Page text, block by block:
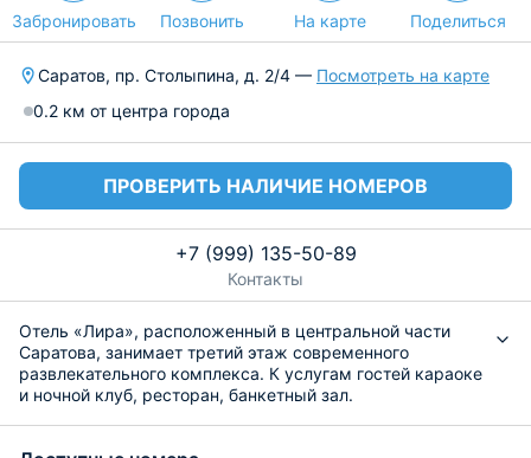
Забронировать Позвонить На карте Поделиться
Саратов, пр. Столыпина, д. 2/4 — Посмотреть на карте
0.2 км от центра города
ПРОВЕРИТЬ НАЛИЧИЕ НОМЕРОВ
+7 (999) 135-50-89
Контакты
Отель «Лира», расположенный в центральной части
Саратова, занимает третий этаж современного
развлекательного комплекса. К услугам гостей караоке
и ночной клуб, ресторан, банкетный зал.